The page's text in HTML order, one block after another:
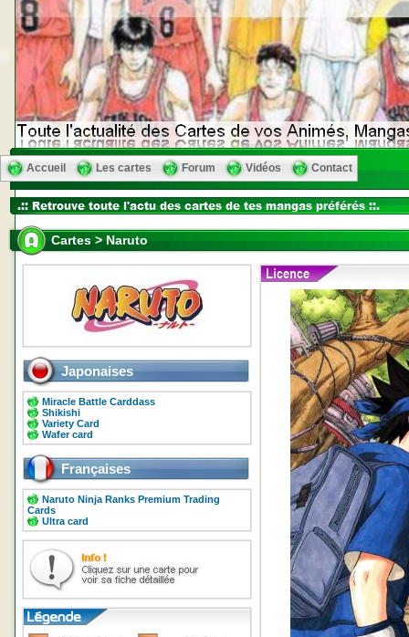
Accueil Les cartes Forum Vidéos Contact
Cartes > Naruto
Japonaises
Miracle Battle Carddass
Shikishi
Variety Card
Wafer card
Françaises
Naruto Ninja Ranks Premium Trading
Cards
Ultra card